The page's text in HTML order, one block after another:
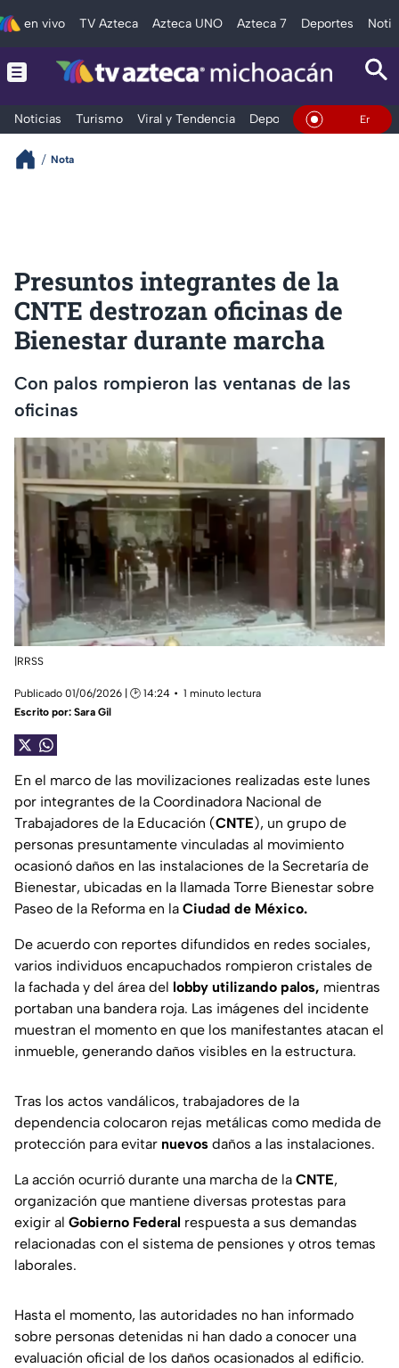
en vivo TV Azteca Azteca UNO Azteca 7 Deportes
Noticias Turismo Viral y Tendencia Deportes Espectáculos
En Vivo
Nota
Presuntos integrantes de la
CNTE destrozan oficinas de
Bienestar durante marcha
Con palos rompieron las ventanas de las
oficinas
|RRSS
Publicado 01/06/2026 | 🕑 14:24
1 minuto lectura
Escrito por: Sara Gil
En el marco de las movilizaciones realizadas este lunes
por integrantes de la Coordinadora Nacional de
Trabajadores de la Educación (CNTE), un grupo de
personas presuntamente vinculadas al movimiento
ocasionó daños en las instalaciones de la Secretaría de
Bienestar, ubicadas en la llamada Torre Bienestar sobre
Paseo de la Reforma en la Ciudad de México.
De acuerdo con reportes difundidos en redes sociales,
varios individuos encapuchados rompieron cristales de
la fachada y del área del lobby utilizando palos, mientras
portaban una bandera roja. Las imágenes del incidente
muestran el momento en que los manifestantes atacan el
inmueble, generando daños visibles en la estructura.
Tras los actos vandálicos, trabajadores de la
dependencia colocaron rejas metálicas como medida de
protección para evitar nuevos daños a las instalaciones.
La acción ocurrió durante una marcha de la CNTE,
organización que mantiene diversas protestas para
exigir al Gobierno Federal respuesta a sus demandas
relacionadas con el sistema de pensiones y otros temas
laborales.
Hasta el momento, las autoridades no han informado
sobre personas detenidas ni han dado a conocer una
evaluación oficial de los daños ocasionados al edificio.